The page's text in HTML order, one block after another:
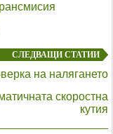
СЛЕДВАЩИ СТАТИИ
на налягането
скоростна
кутия